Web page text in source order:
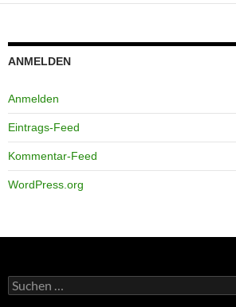
ANMELDEN
Anmelden
Eintrags-Feed
Kommentar-Feed
WordPress.org
Suchen
nach: